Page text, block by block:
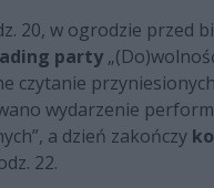
20, w ogrodzie przed
party
czytanie
wydarzenie
a dzień zakończy
22.